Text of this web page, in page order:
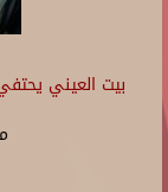
بيت العيني